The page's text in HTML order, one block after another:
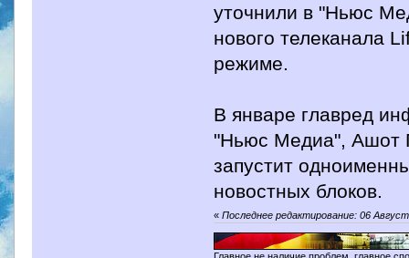
уточнили в "Ньюс
нового телеканала
режиме.
В январе главред
"Ньюс Медиа", Ашот
запустит
новостных блоков.
«Последнее редактирование: 06